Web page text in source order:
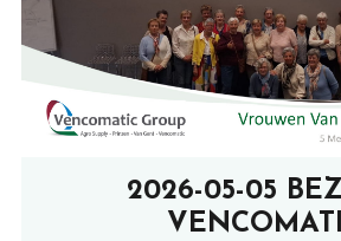
2026-05-05